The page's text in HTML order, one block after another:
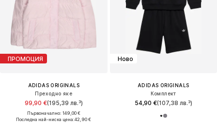
ПРОМОЦИЯ
ADIDAS ORIGINALS
Преходно яке
99,90 €(195,39 лв.³)
Първоначално: 149,00 €
Последна най-ниска цена:42,90 €
Ново
ADIDAS ORIGINALS
Комплект
54,90 €(107,38 лв.³)